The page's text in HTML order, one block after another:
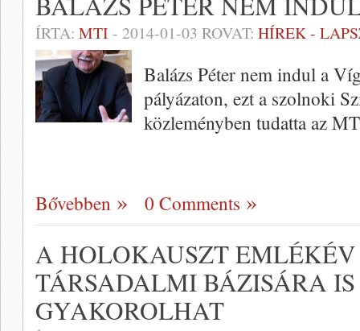
ÍRTA: MTI - 2014-01-03 ROVAT: HÍREK -
Balázs Péter nem indul a
pályázaton, ezt a szolnoki
közleményben tudatta az
Bővebben 0 Comments
A HOLOKAUSZT
TÁRSADALMI BÁZISÁRA
GYAKOROLHAT